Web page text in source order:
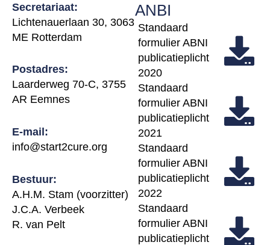
Secretariaat:
Lichtenauerlaan 30, 3063
ME Rotterdam
Postadres:
Laarderweg 70-C, 3755
AR Eemnes
E-mail:
info@start2cure.org
Bestuur:
A.H.M. Stam (voorzitter)
J.C.A. Verbeek
R. van Pelt
ANBI
Standaard
formulier ABNI
publicatieplicht
2020
Standaard
formulier ABNI
publicatieplicht
2021
Standaard
formulier ABNI
publicatieplicht
2022
Standaard
formulier ABNI
publicatieplicht